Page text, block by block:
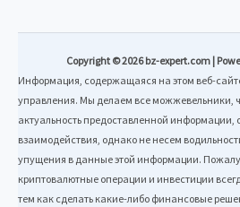
Copyright © 2026 bz-expert.com |
Информация, содержащаяся на этом веб-
управления. Мы делаем все можжевельники,
актуальность предоставленной информации,
взаимодействия, однако не несем
упущения в данные этой информации.
криптовалютные операции и инвестиции
тем как сделать какие-либо финансовые